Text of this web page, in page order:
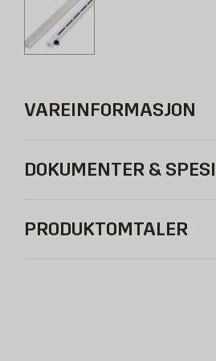
VAREINFORMASJON
DOKUMENTER &
PRODUKTOMTALER